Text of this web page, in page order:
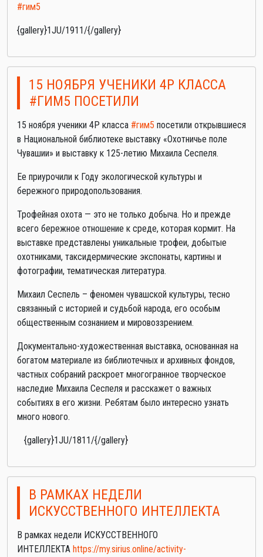
#гим5
{gallery}1JU/1911/{/gallery}
15 НОЯБРЯ УЧЕНИКИ 4Р КЛАССА
#ГИМ5 ПОСЕТИЛИ
15 ноября ученики 4Р класса #гим5 посетили открывшиеся
в Национальной библиотеке выставку «Охотничье поле
Чувашии» и выставку к 125-летию Михаила Сеспеля.
Ее приурочили к Году экологической культуры и
бережного природопользования.
Трофейная охота — это не только добыча. Но и прежде
всего бережное отношение к среде, которая кормит. На
выставке представлены уникальные трофеи, добытые
охотниками, таксидермические экспонаты, картины и
фотографии, тематическая литература.
Михаил Сеспель – феномен чувашской культуры, тесно
связанный с историей и судьбой народа, его особым
общественным сознанием и мировоззрением.
Документально-художественная выставка, основанная на
богатом материале из библиотечных и архивных фондов,
частных собраний раскроет многогранное творческое
наследие Михаила Сеспеля и расскажет о важных
событиях в его жизни. Ребятам было интересно узнать
много нового.
{gallery}1JU/1811/{/gallery}
В РАМКАХ НЕДЕЛИ
ИСКУССТВЕННОГО ИНТЕЛЛЕКТА
В рамках недели ИСКУССТВЕННОГО
ИНТЕЛЛЕКТА https://my.sirius.online/activity-